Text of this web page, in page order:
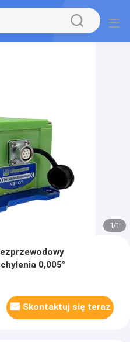
1/1
0,005°
Skontaktuj się teraz